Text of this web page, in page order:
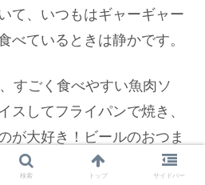
て、いつもはギャーギャー
べているときは静かです。
すごく食べやすい魚肉ソ
スしてフライパンで焼き、
が大好き！ビールのおつま
検索 トップ サイドバー